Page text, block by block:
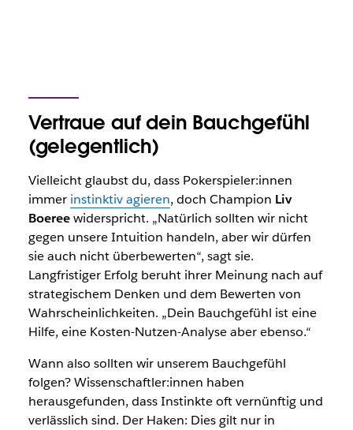
Vertraue auf dein Bauchgefühl
(gelegentlich)
Vielleicht glaubst du, dass Pokerspieler:innen
immer instinktiv agieren, doch Champion Liv
Boereewiderspricht. „Natürlich sollten wir nicht
gegen unsere Intuition handeln, aber wir dürfen
sie auch nicht überbewerten“, sagt sie.
Langfristiger Erfolg beruht ihrer Meinung nach auf
strategischem Denken und dem Bewerten von
Wahrscheinlichkeiten. „Dein Bauchgefühl ist eine
Hilfe, eine Kosten-Nutzen-Analyse aber ebenso.“
Wann also sollten wir unserem Bauchgefühl
folgen? Wissenschaftler:innen haben
herausgefunden, dass Instinkte oft vernünftig und
verlässlich sind. Der Haken: Dies gilt nur in